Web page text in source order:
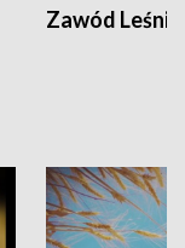
Zawód Leśnik